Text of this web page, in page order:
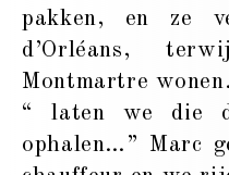
pakken, en ze
d’Orléans,
Montmartre
“ laten we die
ophalen…” Marc